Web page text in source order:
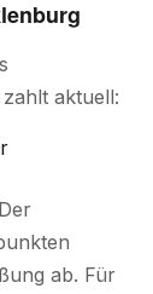
aktuell:
ab. Für